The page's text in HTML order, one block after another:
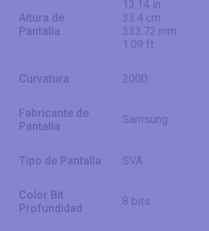
Altura de
Pantalla
13.14 in
33.4 cm
333.72 mm
1.09 ft
Curvatura 2000
Fabricante de
Pantalla
Samsung
Tipo de Pantalla SVA
Color Bit
Profundidad
8 bits